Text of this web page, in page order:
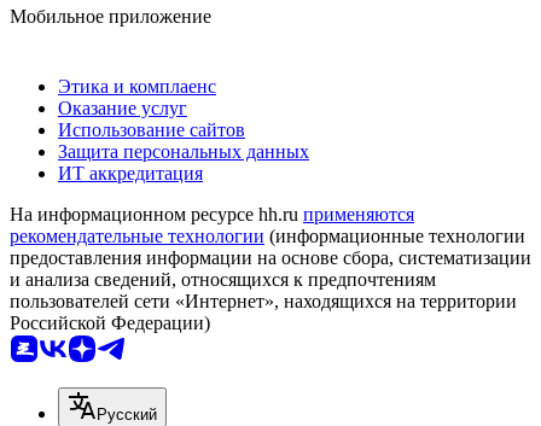
Мобильное приложение
Этика и комплаенс
Оказание услуг
Использование сайтов
Защита персональных данных
ИТ аккредитация
На информационном ресурсе hh.ru применяются
рекомендательные технологии (информационные технологии
предоставления информации на основе сбора, систематизации
и анализа сведений, относящихся к предпочтениям
пользователей сети «Интернет», находящихся на территории
Российской Федерации)
Русский